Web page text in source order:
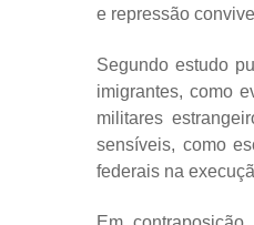
e repressão
Segundo estudo
imigrantes, como
militares
sensíveis, como
federais na